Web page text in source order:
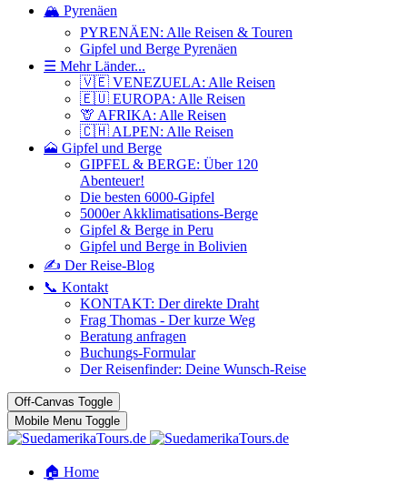
🏔️ Pyrenäen
PYRENÄEN: Alle Reisen & Touren
Gipfel und Berge Pyrenäen
☰ Mehr Länder...
🇻🇪 VENEZUELA: Alle Reisen
🇪🇺 EUROPA: Alle Reisen
🦒 AFRIKA: Alle Reisen
🇨🇭 ALPEN: Alle Reisen
🗻 Gipfel und Berge
GIPFEL & BERGE: Über 120
Abenteuer!
Die besten 6000-Gipfel
5000er Akklimatisations-Berge
Gipfel & Berge in Peru
Gipfel und Berge in Bolivien
✍️ Der Reise-Blog
📞 Kontakt
KONTAKT: Der direkte Draht
Frag Thomas - Der kurze Weg
Beratung anfragen
Buchungs-Formular
Der Reisenfinder: Deine Wunsch-Reise
Off-Canvas Toggle
Mobile Menu Toggle
🏠 Home